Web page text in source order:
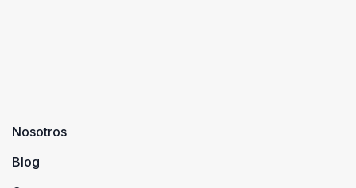
Nosotros
Blog